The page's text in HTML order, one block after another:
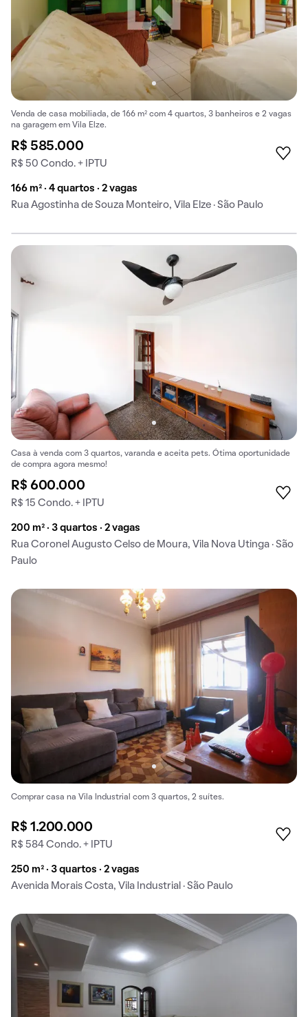
Venda de casa mobiliada, de 166 m² com 4 quartos, 3 banheiros e 2 vagas
na garagem em Vila Elze.
R$ 585.000
R$ 50 Condo. + IPTU
166 m² · 4 quartos · 2 vagas
Rua Agostinha de Souza Monteiro, Vila Elze · São Paulo
Casa à venda com 3 quartos, varanda e aceita pets. Ótima oportunidade
de compra agora mesmo!
R$ 600.000
R$ 15 Condo. + IPTU
200 m² · 3 quartos · 2 vagas
Rua Coronel Augusto Celso de Moura, Vila Nova Utinga · São
Paulo
Comprar casa na Vila Industrial com 3 quartos, 2 suítes.
R$ 1.200.000
R$ 584 Condo. + IPTU
250 m² · 3 quartos · 2 vagas
Avenida Morais Costa, Vila Industrial · São Paulo